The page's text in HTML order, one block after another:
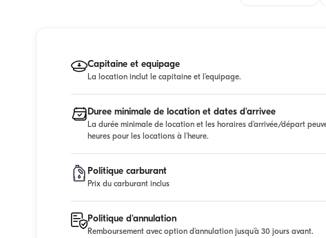
Capitaine et equipage
La location inclut le capitaine et l'equipage.
Duree minimale de location et dates d'arrivee
La durée minimale de location et les horaires d'arrivée/départ
heures pour les locations à l'heure.
Politique carburant
Prix du carburant inclus
Politique d'annulation
Remboursement avec option d'annulation jusqu'à 30 jours avant.